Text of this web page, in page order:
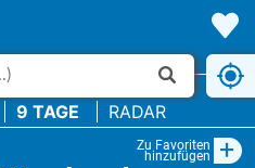
9 TAGE RADAR
Zu Favoriten
hinzufügen +